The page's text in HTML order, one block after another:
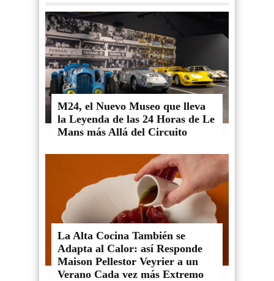
M24, el Nuevo Museo que lleva
la Leyenda de las 24 Horas de Le
Mans más Allá del Circuito
La Alta Cocina También se
Adapta al Calor: así Responde
Maison Pellestor Veyrier a un
Verano Cada vez más Extremo